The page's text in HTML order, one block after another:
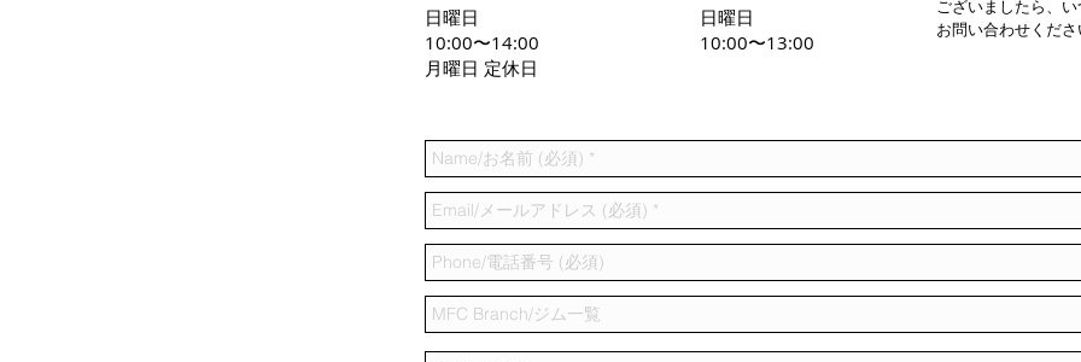
日曜日
10:00〜14:00
月曜日 定休日
日曜日
10:00〜13:00
ございましたら、
お問い合わせくださ